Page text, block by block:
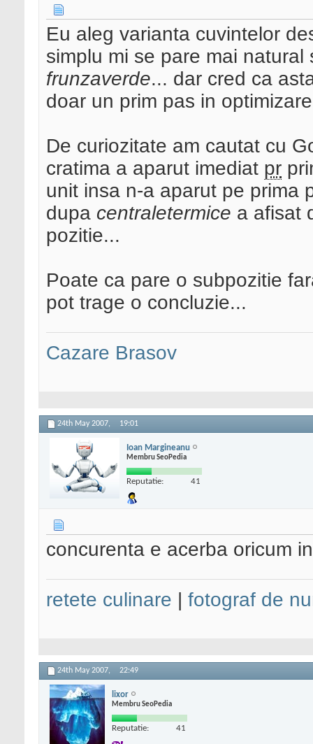
Eu aleg varianta cuvintelor
simplu mi se pare mai
frunzaverde... dar cred ca
doar un prim pas in
De curiozitate am cautat cu
cratima a aparut imediat pr
unit insa n-a aparut pe prima
dupa centraletermice a afisat
pozitie...
Poate ca pare o subpozitie
pot trage o concluzie...
Cazare Brasov
24th May 2007, 19:01
Ioan Margineanu
Membru SeoPedia
Reputatie: 41
concurenta e acerba oricum
retete culinare fotograf de
24th May 2007, 22:49
lixor
Membru SeoPedia
Reputatie: 41